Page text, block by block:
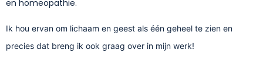
en homeopathie.
Ik hou ervan om lichaam en geest als één geheel te zien en
precies dat breng ik ook graag over in mijn werk!